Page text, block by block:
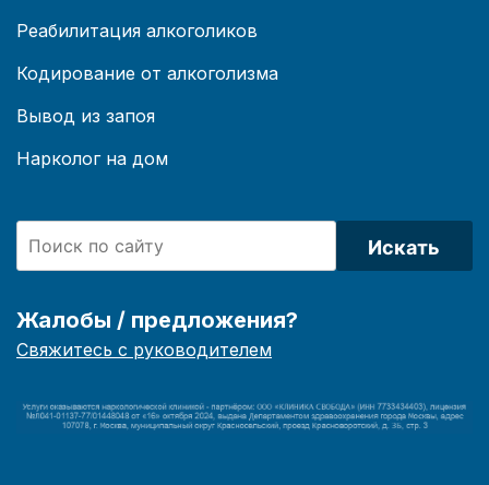
Реабилитация алкоголиков
Кодирование от алкоголизма
Вывод из запоя
Нарколог на дом
Искать
Жалобы / предложения?
Свяжитесь с руководителем